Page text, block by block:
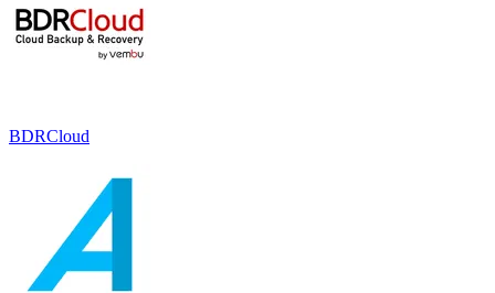
BDRCloud